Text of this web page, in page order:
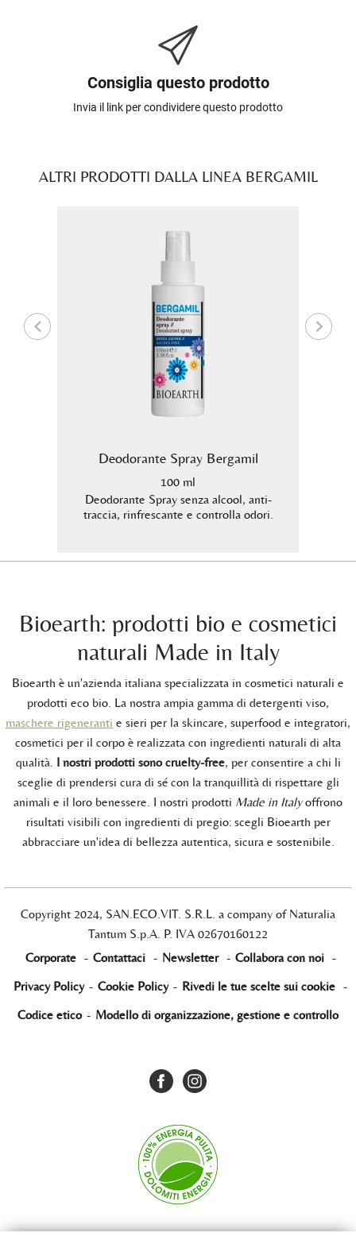
Consiglia questo prodotto
Invia il link per condividere questo prodotto
ALTRI PRODOTTI DALLA LINEA BERGAMIL
Deodorante Spray Bergamil
100 ml
Deodorante Spray senza alcool, anti-
traccia, rinfrescante e controlla odori.
Bioearth: prodotti bio e cosmetici
naturali Made in Italy
Bioearth è un'azienda italiana specializzata in cosmetici naturali e
prodotti eco bio. La nostra ampia gamma di detergenti viso,
maschere rigeneranti e sieri per la skincare, superfood e integratori,
cosmetici per il corpo è realizzata con ingredienti naturali di alta
qualità. I nostri prodotti sono cruelty-free, per consentire a chi li
sceglie di prendersi cura di sé con la tranquillità di rispettare gli
animali e il loro benessere. I nostri prodotti Made in Italyoffrono
risultati visibili con ingredienti di pregio: scegli Bioearth per
abbracciare un'idea di bellezza autentica, sicura e sostenibile.
Copyright 2024, SAN.ECO.VIT. S.R.L. a company of Naturalia
Tantum S.p.A. P. IVA 02670160122
Corporate - Contattaci - Newsletter - Collabora con noi -
Privacy Policy - Cookie Policy - Rivedi le tue scelte sui cookie -
Codice etico - Modello di organizzazione, gestione e controllo